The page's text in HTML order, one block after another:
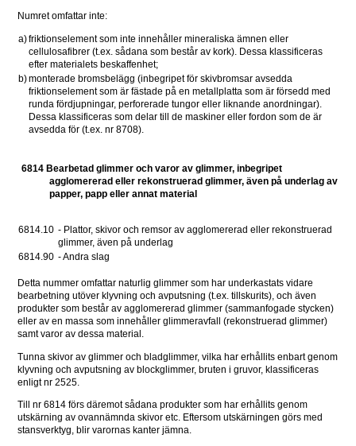
Numret omfattar inte:
a)friktionselement som inte innehåller mineraliska ämnen eller
cellulosafibrer (t.ex. sådana som består av kork). Dessa klassificeras
efter materialets beskaffenhet;
b)monterade bromsbelägg (inbegripet för skivbromsar avsedda
friktionselement som är fästade på en metallplatta som är försedd med
runda fördjupningar, perforerade tungor eller liknande anordningar).
Dessa klassificeras som delar till de maskiner eller fordon som de är
avsedda för (t.ex. nr 8708).
6814 Bearbetad glimmer och varor av glimmer, inbegripet
agglomererad eller rekonstruerad glimmer, även på underlag av
papper, papp eller annat material
6814.10 - Plattor, skivor och remsor av agglomererad eller rekonstruerad
glimmer, även på underlag
6814.90 - Andra slag
Detta nummer omfattar naturlig glimmer som har underkastats vidare
bearbetning utöver klyvning och avputsning (t.ex. tillskurits), och även
produkter som består av agglomererad glimmer (sammanfogade stycken)
eller av en massa som innehåller glimmeravfall (rekonstruerad glimmer)
samt varor av dessa material.
Tunna skivor av glimmer och bladglimmer, vilka har erhållits enbart genom
klyvning och avputsning av blockglimmer, bruten i gruvor, klassificeras
enligt nr 2525.
Till nr 6814 förs däremot sådana produkter som har erhållits genom
utskärning av ovannämnda skivor etc. Eftersom utskärningen görs med
stansverktyg, blir varornas kanter jämna.